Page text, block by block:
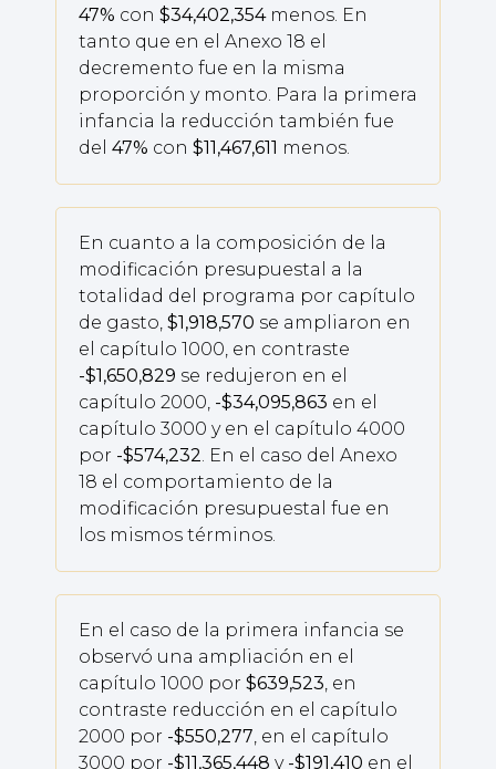
47% con $34,402,354menos. En
tanto que en el Anexo 18 el
decremento fue en la misma
proporción y monto. Para la primera
infancia la reducción también fue
del 47% con $11,467,611 menos.
En cuanto a la composición de la
modificación presupuestal a la
totalidad del programa por capítulo
de gasto, $1,918,570 se ampliaron en
el capítulo 1000, en contraste
-$1,650,829 se redujeron en el
capítulo 2000, -$34,095,863 en el
capítulo 3000 y en el capítulo 4000
por -$574,232 . En el caso del Anexo
18 el comportamiento de la
modificación presupuestal fue en
los mismos términos.
En el caso de la primera infancia se
observó una ampliación en el
capítulo 1000 por $639,523 , en
contraste reducción en el capítulo
2000 por -$550,277 , en el capítulo
3000 por -$11,365,448 y -$191,410 en el